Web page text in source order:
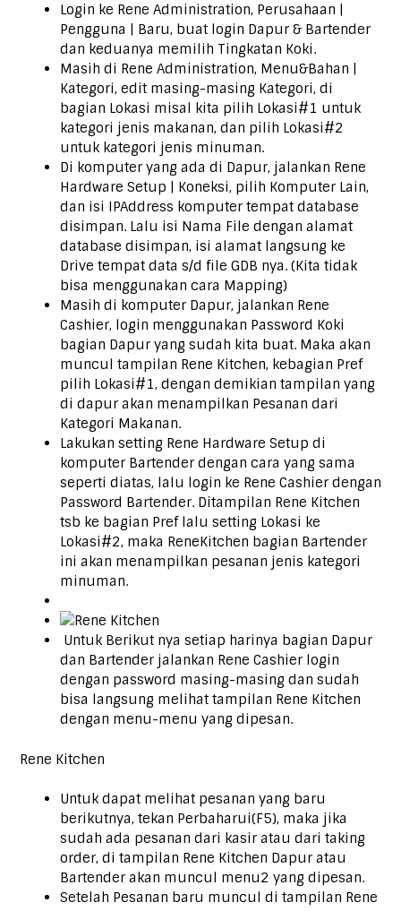
Login ke Rene Administration, Perusahaan |
Pengguna | Baru, buat login Dapur & Bartender
dan keduanya memilih Tingkatan Koki.
Masih di Rene Administration, Menu&Bahan |
Kategori, edit masing-masing Kategori, di
bagian Lokasi misal kita pilih Lokasi#1 untuk
kategori jenis makanan, dan pilih Lokasi#2
untuk kategori jenis minuman.
Di komputer yang ada di Dapur, jalankan Rene
Hardware Setup | Koneksi, pilih Komputer Lain,
dan isi IPAddress komputer tempat database
disimpan. Lalu isi Nama File dengan alamat
database disimpan, isi alamat langsung ke
Drive tempat data s/d file GDB nya. (Kita tidak
bisa menggunakan cara Mapping)
Masih di komputer Dapur, jalankan Rene
Cashier, login menggunakan Password Koki
bagian Dapur yang sudah kita buat. Maka akan
muncul tampilan Rene Kitchen, kebagian Pref
pilih Lokasi#1, dengan demikian tampilan yang
di dapur akan menampilkan Pesanan dari
Kategori Makanan.
Lakukan setting Rene Hardware Setup di
komputer Bartender dengan cara yang sama
seperti diatas, lalu login ke Rene Cashier dengan
Password Bartender. Ditampilan Rene Kitchen
tsb ke bagian Pref lalu setting Lokasi ke
Lokasi#2, maka ReneKitchen bagian Bartender
ini akan menampilkan pesanan jenis kategori
minuman.
Untuk Berikut nya setiap harinya bagian Dapur
dan Bartender jalankan Rene Cashier login
dengan password masing-masing dan sudah
bisa langsung melihat tampilan Rene Kitchen
dengan menu-menu yang dipesan.
Rene Kitchen
Untuk dapat melihat pesanan yang baru
berikutnya, tekan Perbaharui(F5), maka jika
sudah ada pesanan dari kasir atau dari taking
order, di tampilan Rene Kitchen Dapur atau
Bartender akan muncul menu2 yang dipesan.
Setelah Pesanan baru muncul di tampilan Rene